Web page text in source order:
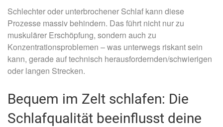
Schlechter oder unterbrochener Schlaf kann diese
Prozesse massiv behindern. Das führt nicht nur zu
muskulärer Erschöpfung, sondern auch zu
Konzentrationsproblemen – was unterwegs riskant sein
kann, gerade auf technisch herausfordernden/schwierigen
oder langen Strecken.
Bequem im Zelt schlafen: Die
Schlafqualität beeinflusst deine